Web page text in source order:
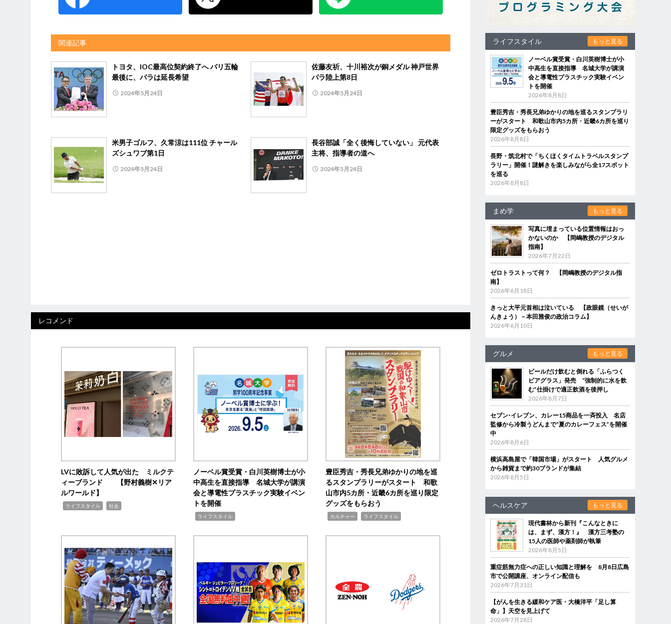
関連記事
トヨタ、IOC最高位契約終了へ パリ五輪
最後に、パラは延長希望
2024年5月24日
佐藤友祈、十川裕次が銅メダル 神戸世界
パラ陸上第8日
2024年5月24日
米男子ゴルフ、久常涼は111位 チャール
ズシュワブ第1日
2024年5月24日
長谷部誠「全く後悔していない」 元代表
主将、指導者の道へ
2024年5月24日
レコメンド
LVに敗訴して人気が出た ミルクテ
ィーブランド 【野村義樹✕リア
ルワールド】
ライフスタイル 社会
ノーベル賞受賞・白川英樹博士が小
中高生を直接指導 名城大学が講演
会と導電性プラスチック実験イベン
トを開催
ライフスタイル
豊臣秀吉・秀長兄弟ゆかりの地を巡
るスタンプラリーがスタート 和歌
山市内5カ所・近畿6カ所を巡り限定
グッズをもらおう
カルチャー ライフスタイル
ライフスタイル もっと見る
ノーベル賞受賞・白川英樹博士が小
中高生を直接指導 名城大学が講演
会と導電性プラスチック実験イベン
トを開催
2026年8月8日
豊臣秀吉・秀長兄弟ゆかりの地を巡るスタンプラリ
ーがスタート 和歌山市内5カ所・近畿6カ所を巡り
限定グッズをもらおう
2026年8月8日
長野・筑北村で「ちくほくタイムトラベルスタンプ
ラリー」開催！謎解きを楽しみながら全17スポット
を巡る
2026年8月8日
まめ学 もっと見る
写真に埋まっている位置情報はおっ
かないのか 【岡嶋教授のデジタル
指南】
2026年7月22日
ゼロトラストって何？ 【岡嶋教授のデジタル指
南】
2026年6月18日
きっと大平元首相は泣いている 【政眼鏡（せいが
んきょう）－本田雅俊の政治コラム】
2026年6月10日
グルメ もっと見る
ビールだけ飲むと倒れる「ふらつく
ビアグラス」発売 “強制的に水を飲
む”仕掛けで適正飲酒を後押し
2026年8月7日
セブン‐イレブン、カレー15商品を一斉投入 名店
監修から冷製うどんまで“夏のカレーフェス”を開催
中
2026年8月6日
横浜高島屋で「韓国市場」がスタート 人気グルメ
から雑貨まで約30ブランドが集結
2026年8月5日
ヘルスケア もっと見る
現代書林から新刊『こんなときに
は、まず、漢方！』 漢方三考塾の
15人の医師や薬剤師が執筆
2026年8月5日
重症筋無力症への正しい知識と理解を 8月8日広島
市で公開講座、オンライン配信も
2026年7月31日
【がんを生きる緩和ケア医・大橋洋平「足し算
命」】天空を見上げて
2026年7月28日